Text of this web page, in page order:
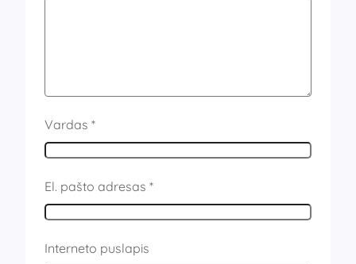
Vardas *
El. pašto adresas *
Interneto puslapis